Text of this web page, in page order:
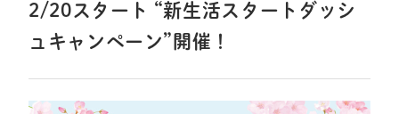
2/20スタート “新生活スタートダッシ
ュキャンペーン”開催！